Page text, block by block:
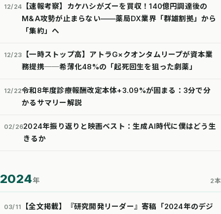
12/24
【速報考察】カケハシがズーを買収！140億円調達後の
M&A攻勢が止まらない——薬局DX業界「群雄割拠」から
「集約」へ
12/23
【一時ストップ高】アトラG×クオンタムリープが資本業
務提携──希薄化48%の「起死回生を狙った劇薬」
12/22令和8年度診療報酬改定本体+3.09%が固まる：3分で分
かるサマリー解説
02/262024年振り返りと映画ベスト：生成AI時代に僕はどう生
きるか
2024年 2本
03/11
【全文掲載】『研究開発リーダー』寄稿「2024年のデジ